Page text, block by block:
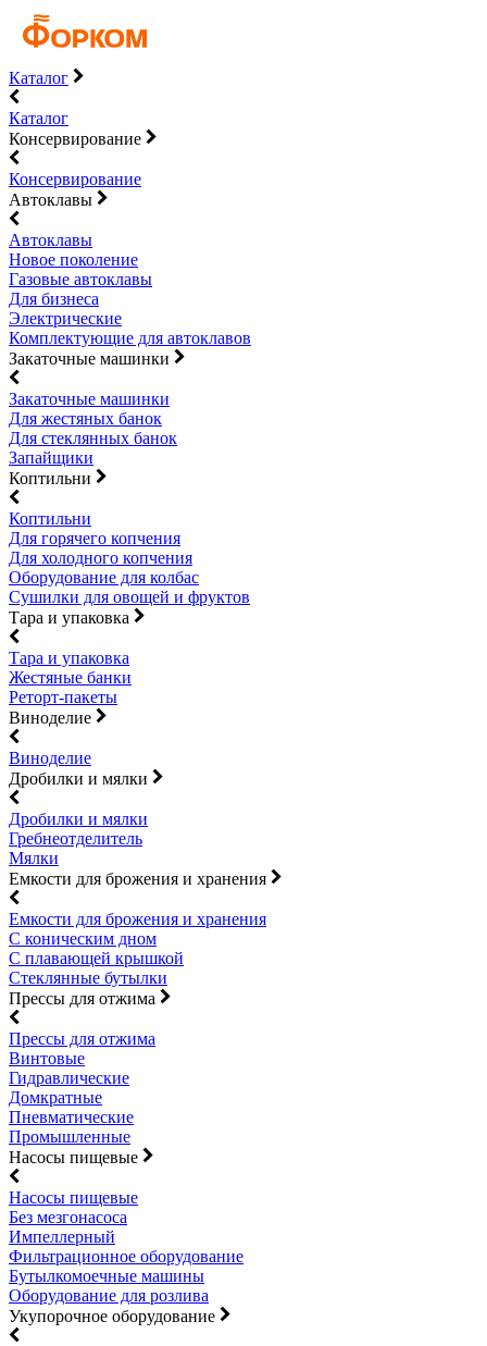
Каталог
Каталог
Консервирование
Консервирование
Автоклавы
Автоклавы
Новое поколение
Газовые автоклавы
Для бизнеса
Электрические
Комплектующие для автоклавов
Закаточные машинки
Закаточные машинки
Для жестяных банок
Для стеклянных банок
Запайщики
Коптильни
Коптильни
Для горячего копчения
Для холодного копчения
Оборудование для колбас
Сушилки для овощей и фруктов
Тара и упаковка
Тара и упаковка
Жестяные банки
Реторт-пакеты
Виноделие
Виноделие
Дробилки и мялки
Дробилки и мялки
Гребнеотделитель
Мялки
Емкости для брожения и хранения
Емкости для брожения и хранения
С коническим дном
С плавающей крышкой
Стеклянные бутылки
Прессы для отжима
Прессы для отжима
Винтовые
Гидравлические
Домкратные
Пневматические
Промышленные
Насосы пищевые
Насосы пищевые
Без мезгонасоса
Импеллерный
Фильтрационное оборудование
Бутылкомоечные машины
Оборудование для розлива
Укупорочное оборудование